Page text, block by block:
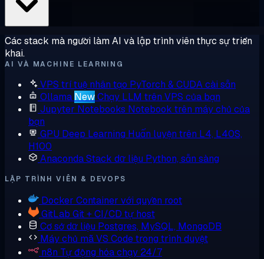
Các stack mà người làm AI và lập trình viên thực sự triển
khai.
AI VÀ MACHINE LEARNING
VPS trí tuệ nhân tạo PyTorch & CUDA cài sẵn
Ollama NewChạy LLM trên VPS của bạn
Jupyter Notebooks Notebook trên máy chủ của
bạn
GPU Deep Learning Huấn luyện trên L4, L40S,
H100
AnacondaStack dữ liệu Python, sẵn sàng
LẬP TRÌNH VIÊN & DEVOPS
Docker Container với quyền root
GitLab Git + CI/CD tự host
Cơ sở dữ liệu Postgres, MySQL, MongoDB
Máy chủ mãVS Code trong trình duyệt
n8n Tự động hóa chạy 24/7